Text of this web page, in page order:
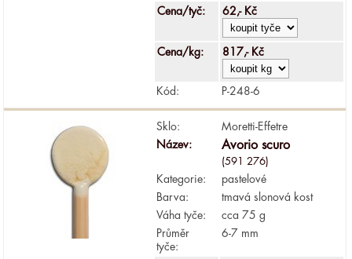
Cena/tyč: 62,- Kč
Cena/kg: 817,- Kč
Kód: P-248-6
Sklo:
Moretti-Effetre
Název:
Avorio scuro
(591 276)
Kategorie:
pastelové
Barva:
tmavá slonová kost
Váha tyče:
cca 75 g
Průměr
tyče:
6-7 mm